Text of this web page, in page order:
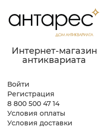
Интернет-магазин
антиквариата
Войти
Регистрация
8 800 500 47 14
Условия оплаты
Условия доставки